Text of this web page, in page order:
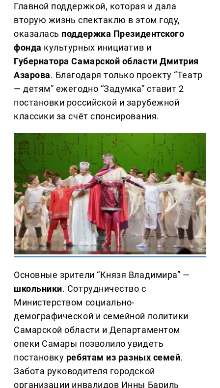
Главной поддержкой, которая и дала
вторую жизнь спектаклю в этом году,
оказалась поддержка Президентского
фонда культурных инициатив и
Губернатора Самарской области Дмитрия
Азарова. Благодаря только проекту “Театр
— детям” ежегодно “Задумка” ставит 2
постановки российской и зарубежной
классики за счёт спонсирования.
Основные зрители “Князя Владимира” —
школьники. Сотрудничество с
Министерством социально-
демографической и семейной политики
Самарской области и Департаментом
опеки Самары позволило увидеть
постановку ребятам из разных семей.
Забота руководителя городской
организации инвалидов Инны Бариль